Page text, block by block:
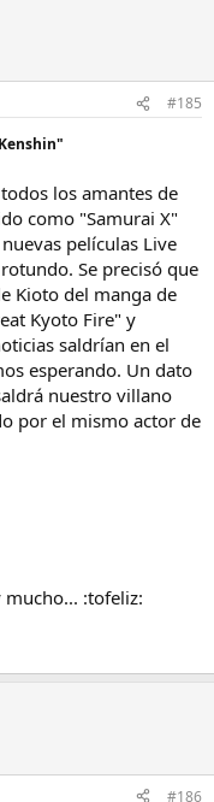
#185
los amantes de
como "Samurai X"
películas Live
Se precisó que
Kioto del manga de
Kyoto Fire" y
saldrían en el
esperando. Un dato
nuestro villano
por el mismo actor de
:tofeliz:
#186